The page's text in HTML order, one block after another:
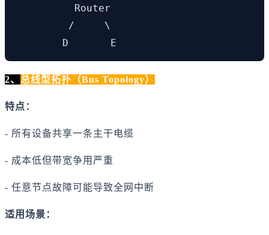
Router
/     \
D       E
2、 总线型拓扑（Bus Topology）
特点：
- 所有设备共享一条主干电缆
- 成本低但带宽争用严重
- 任意节点故障可能导致全网中断
适用场景：